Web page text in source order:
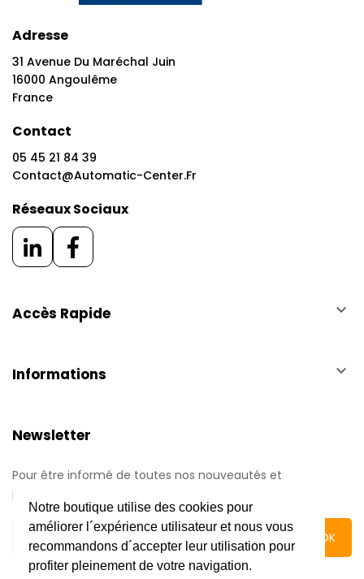
Notre boutique utilise des cookies pour
améliorer l´expérience utilisateur et nous vous
recommandons d´accepter leur utilisation pour
profiter pleinement de votre navigation.
Adresse
31 Avenue Du Maréchal Juin
16000 Angoulême
France
Contact
05 45 21 84 39
Contact@automatic-Center.fr
Réseaux Sociaux
Accès Rapide keyboard_arrow_down
Informations keyboard_arrow_down
Newsletter
Pour être informé de toutes nos nouveautés et
promotions.